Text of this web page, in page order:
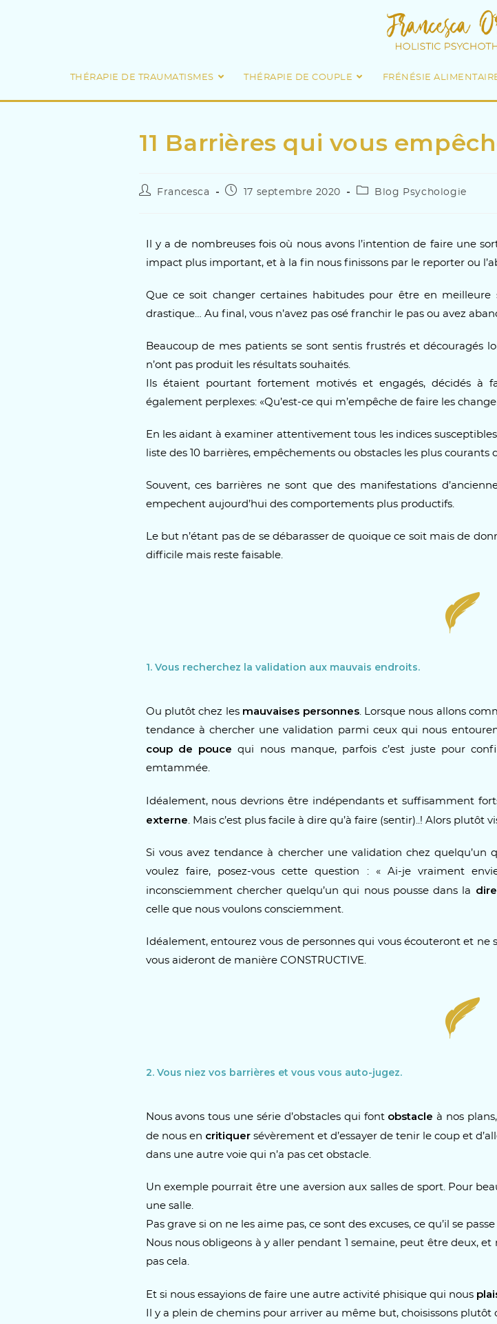
THÉRAPIE DE TRAUMATISMES THÉRAPIE DE COUPLE FRÉNÉSIE
11 Barrières qui vous
Francesca 17 septembre 2020 Blog Psychologie
Il y a de nombreuses fois où nous avons l’intention de faire une
impact plus important, et à la fin nous finissons par le reporter ou
Que ce soit changer certaines habitudes pour être en
drastique… Au final, vous n’avez pas osé franchir le pas ou avez
Beaucoup de mes patients se sont sentis frustrés et découragés
n’ont pas produit les résultats souhaités.
Ils étaient pourtant fortement motivés et engagés, décidés à
également perplexes: «Qu’est-ce qui m’empêche de faire les
En les aidant à examiner attentivement tous les indices
liste des 10 barrières, empêchements ou obstacles les plus courants
Souvent, ces barrières ne sont que des manifestations
empechent aujourd’hui des comportements plus productifs.
Le but n’étant pas de se débarasser de quoique ce soit mais de
difficile mais reste faisable.
1. Vous recherchez la validation aux mauvais endroits.
Ou plutôt chez les mauvaises personnes. Lorsque nous allons
tendance à chercher une validation parmi ceux qui nous
coup de pouce qui nous manque, parfois c’est juste pour
emtammée.
Idéalement, nous devrions être indépendants et suffisamment
externe. Mais c’est plus facile à dire qu’à faire (sentir)..! Alors plutôt
Si vous avez tendance à chercher une validation chez quelqu’un
voulez faire, posez-vous cette question : « Ai-je vraiment
inconsciemment chercher quelqu’un qui nous pousse dans la
celle que nous voulons consciemment.
Idéalement, entourez vous de personnes qui vous écouteront et ne
vous aideront de manière CONSTRUCTIVE.
2. Vous niez vos barrières et vous vous auto-jugez.
Nous avons tous une série d’obstacles qui font obstacle à nos
de nous en critiquersévèrement et d’essayer de tenir le coup et
dans une autre voie qui n’a pas cet obstacle.
Un exemple pourrait être une aversion aux salles de sport. Pour
une salle.
Pas grave si on ne les aime pas, ce sont des excuses, ce qu’il se
Nous nous obligeons à y aller pendant 1 semaine, peut être deux,
pas cela.
Et si nous essayions de faire une autre activité phisique qui nous
Il y a plein de chemins pour arriver au même but, choisissons plutôt